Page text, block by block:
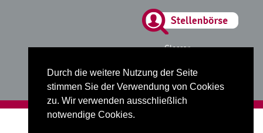
Durch die weitere Nutzung der Seite
stimmen Sie der Verwendung von Cookies
zu. Wir verwenden ausschließlich
notwendige Cookies.
Glossar
Impressum
Realisiert mitfube Codingstudio